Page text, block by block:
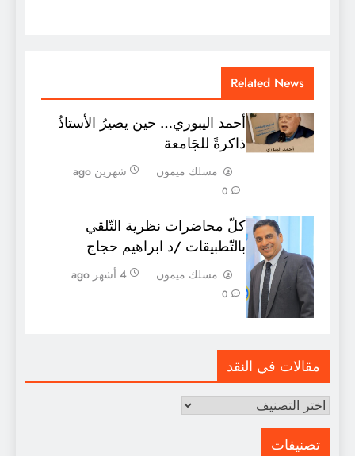
Related News
أحمد اليبوري… حين يصيرُ الأستاذُ
ذاكرةً للجَامعة
مسلك ميمون شهرين ago
0
كلّ محاضرات نظرية التّلقي
بالتّطبيقات /د ابراهيم حجاج
مسلك ميمون 4 أشهر ago
0
مقالات في النقد
مقالات
النقد
تصنيفات